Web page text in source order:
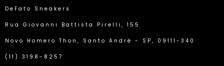
DeFato Sneakers
Rua Giovanni Battista Pirelli, 155
Novo Homero Thon, Santo André - SP, 09111-340
(11) 3198-8257